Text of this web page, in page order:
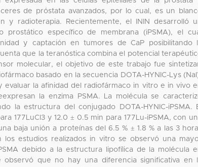
de próstata avanzados, por lo cual, es un
y radioterapia. Recientemente, el ININ desarrolló
específico de membrana (iPSMA), el
y captación en tumores de CaP posibilitando
que la teranóstica combina el potencial
molecular, el objetivo de este trabajo fue
basado en la secuencia DOTA-HYNIC-Lys
evaluar la afinidad del radiofármaco in vitro e in vivo
la enzima PSMA. La molécula se
la estructura del conjugado DOTA-HYNIC-iPSMA.
177LuCl3 y 12.0 ± 0.5 min para 177Lu-iPSMA, con
baja unión a proteínas del 6.5 % ± 1.8 % a las 3
los estudios realizados in vitro se observó una
debido a la estructura lipofílica de la molécula
observó que no hay una diferencia significativa en